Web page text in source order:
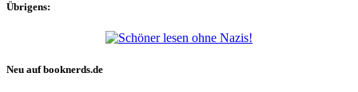
Übrigens:
Neu auf booknerds.de